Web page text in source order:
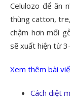
Celulozo để ăn
thùng catton,
chậm hơn mối
sẽ xuất hiện từ
Xem thêm bài
Cách diệt